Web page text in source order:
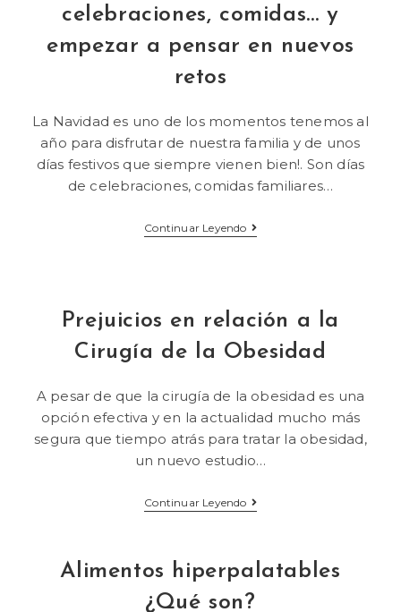
celebraciones, comidas… y
empezar a pensar en nuevos
retos
La Navidad es uno de los momentos tenemos al
año para disfrutar de nuestra familia y de unos
días festivos que siempre vienen bien!. Son días
de celebraciones, comidas familiares…
Continuar Leyendo
Prejuicios en relación a la
Cirugía de la Obesidad
A pesar de que la cirugía de la obesidad es una
opción efectiva y en la actualidad mucho más
segura que tiempo atrás para tratar la obesidad,
un nuevo estudio…
Continuar Leyendo
Alimentos hiperpalatables
¿Qué son?